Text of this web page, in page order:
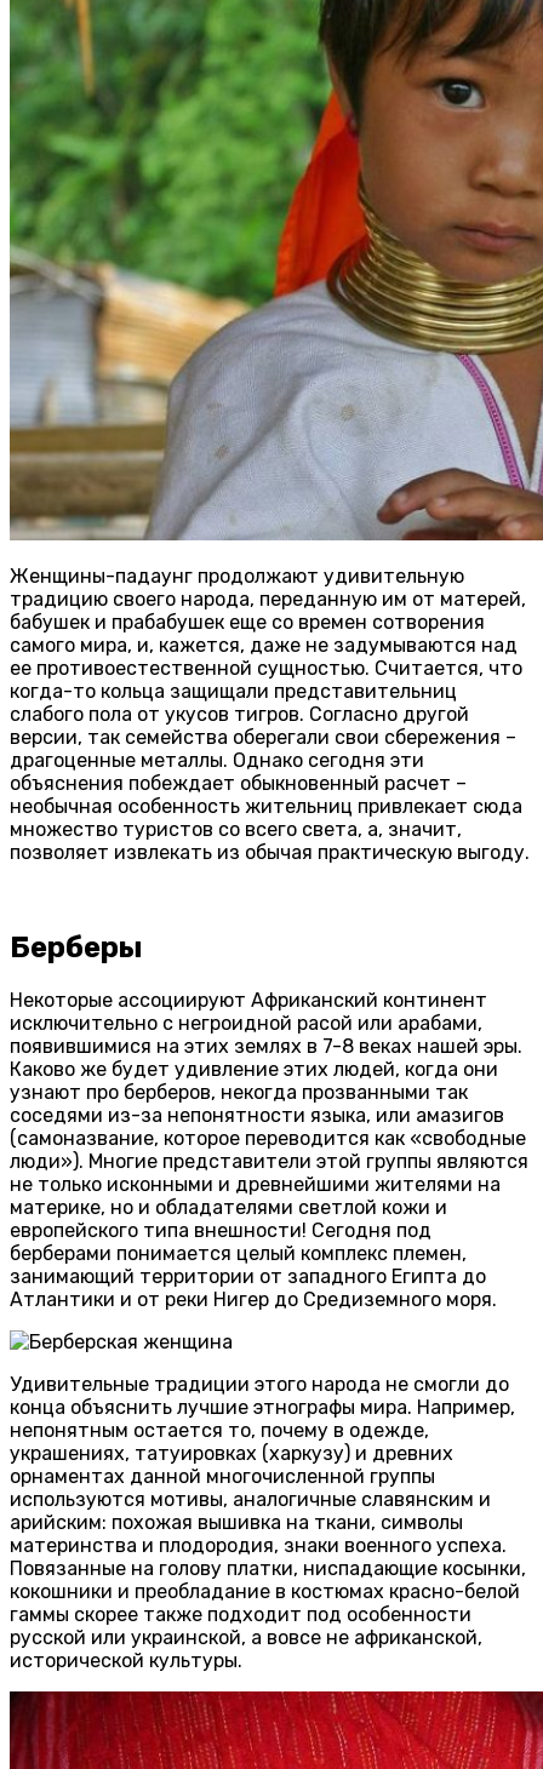
Женщины-падаунг продолжают удивительную
традицию своего народа, переданную им от матерей,
бабушек и прабабушек еще со времен сотворения
самого мира, и, кажется, даже не задумываются над
ее противоестественной сущностью. Считается, что
когда-то кольца защищали представительниц
слабого пола от укусов тигров. Согласно другой
версии, так семейства оберегали свои сбережения –
драгоценные металлы. Однако сегодня эти
объяснения побеждает обыкновенный расчет –
необычная особенность жительниц привлекает сюда
множество туристов со всего света, а, значит,
позволяет извлекать из обычая практическую выгоду.
Берберы
Некоторые ассоциируют Африканский континент
исключительно с негроидной расой или арабами,
появившимися на этих землях в 7-8 веках нашей эры.
Каково же будет удивление этих людей, когда они
узнают про берберов, некогда прозванными так
соседями из-за непонятности языка, или амазигов
(самоназвание, которое переводится как «свободные
люди»). Многие представители этой группы являются
не только исконными и древнейшими жителями на
материке, но и обладателями светлой кожи и
европейского типа внешности! Сегодня под
берберами понимается целый комплекс племен,
занимающий территории от западного Египта до
Атлантики и от реки Нигер до Средиземного моря.
Удивительные традиции этого народа не смогли до
конца объяснить лучшие этнографы мира. Например,
непонятным остается то, почему в одежде,
украшениях, татуировках (харкузу) и древних
орнаментах данной многочисленной группы
используются мотивы, аналогичные славянским и
арийским: похожая вышивка на ткани, символы
материнства и плодородия, знаки военного успеха.
Повязанные на голову платки, ниспадающие косынки,
кокошники и преобладание в костюмах красно-белой
гаммы скорее также подходит под особенности
русской или украинской, а вовсе не африканской,
исторической культуры.